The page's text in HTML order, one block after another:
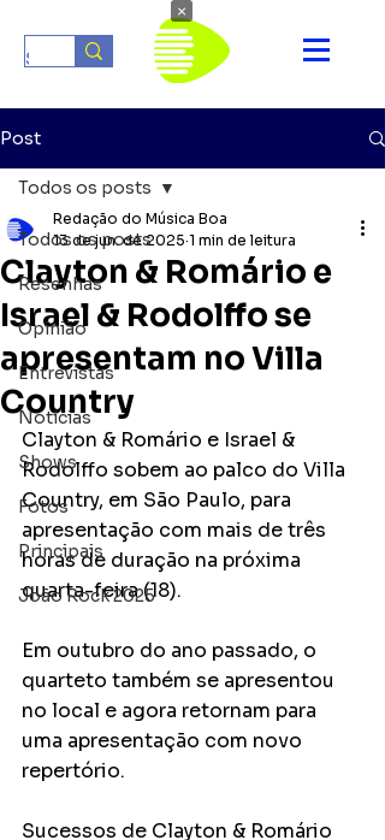
Post
Todos os posts
Resenhas
Opinião
Entrevistas
Notícias
Shows
Fotos
Principais
João Rock 2025
Todos os posts
Clayton & Romário e
Israel & Rodolffo se
apresentam no Villa
Country
Redação do Música Boa
13 de jun. de 2025 1 min de leitura
Clayton & Romário e Israel &
Rodolffo sobem ao palco do Villa
Country, em São Paulo, para
apresentação com mais de três
horas de duração na próxima
quarta-feira (18).
Em outubro do ano passado, o
quarteto também se apresentou
no local e agora retornam para
uma apresentação com novo
repertório.
Sucessos de Clayton & Romário
×